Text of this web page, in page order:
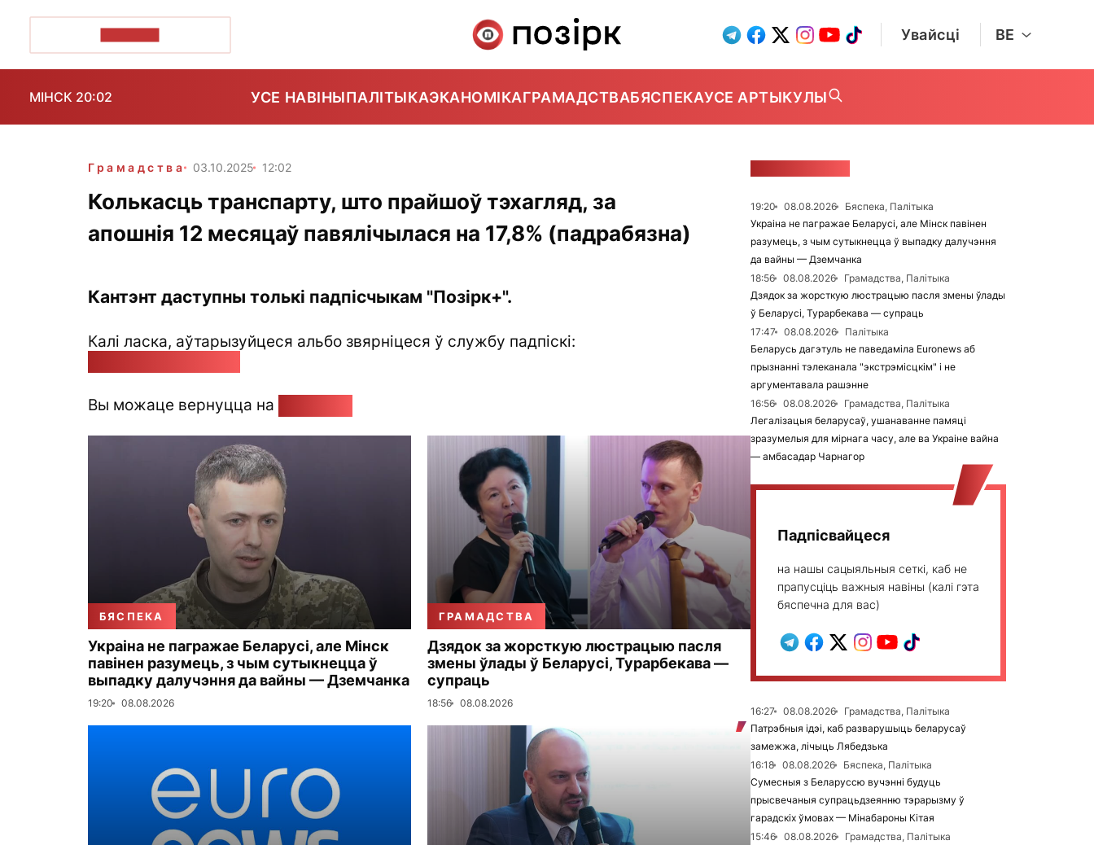
Увайсці BE
МІНСК 20:02 УСЕ НАВІНЫПАЛІТЫКАЭКАНОМІКАГРАМАДСТВАБЯСПЕКАУСЕ АРТЫКУЛЫ
Грамадства 03.10.2025 12:02
Колькасць транспарту, што прайшоў тэхагляд, за
апошнія 12 месяцаў павялічылася на 17,8% (падрабязна)
Кантэнт даступны толькі падпісчыкам "Позірк+".
Калі ласка, аўтарызуйцеся альбо звярніцеся ў службу падпіскі:
Вы можаце вернуцца на
БЯСПЕКА
Украіна не пагражае Беларусі, але Мінск
павінен разумець, з чым сутыкнецца ў
выпадку далучэння да вайны — Дземчанка
19:20 08.08.2026
ГРАМАДСТВА
Дзядок за жорсткую люстрацыю пасля
змены ўлады ў Беларусі, Турарбекава —
супраць
18:56 08.08.2026
19:20 08.08.2026
Бяспека, Палітыка
Украіна не пагражае Беларусі, але Мінск павінен
разумець, з чым сутыкнецца ў выпадку далучэння
да вайны — Дземчанка
18:56
08.08.2026
Грамадства, Палітыка
Дзядок за жорсткую люстрацыю пасля змены ўлады
ў Беларусі, Турарбекава — супраць
17:47
08.08.2026
Палітыка
Беларусь дагэтуль не паведаміла Euronews аб
прызнанні тэлеканала "экстрэмісцкім" і не
аргументавала рашэнне
16:56
08.08.2026
Грамадства, Палітыка
Легалізацыя беларусаў, ушанаванне памяці
зразумелыя для мірнага часу, але ва Украіне вайна
— амбасадар Чарнагор
Падпісвайцеся
на нашы сацыяльныя сеткі, каб не
прапусціць важныя навіны (калі гэта
бяспечна для вас)
16:27 08.08.2026
Грамадства, Палітыка
Патрэбныя ідэі, каб разварушыць беларусаў
замежжа, лічыць Лябедзька
16:18
08.08.2026
Бяспека, Палітыка
Сумесныя з Беларуссю вучэнні будуць
прысвечаныя супрацьдзеянню тэрарызму ў
гарадскіх ўмовах — Мінабароны Кітая
15:46
08.08.2026
Грамадства, Палітыка